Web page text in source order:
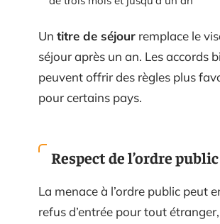
Un titre de séjour remplace le
séjour après un an. Les accords
peuvent offrir des règles plus
pour certains pays.
Respect de l’ordre public
La menace à l’ordre public peut
refus d’entrée pour tout